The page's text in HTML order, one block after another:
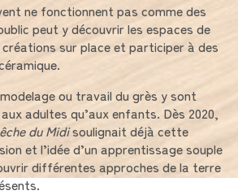
ne fonctionnent pas comme des
peut y découvrir les espaces de
sur place et participer à des
ou travail du grès y sont
adultes qu’aux enfants. Dès 2020,
du Midisoulignait déjà cette
et l’idée d’un apprentissage souple
différentes approches de la terre